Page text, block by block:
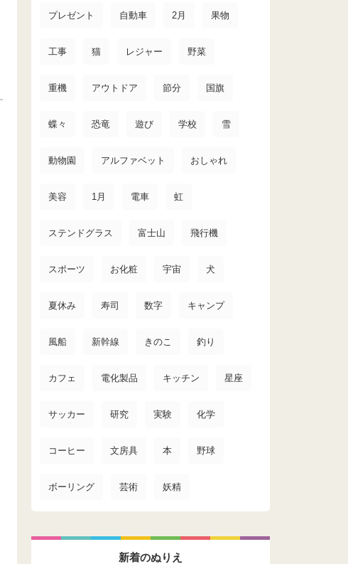
プレゼント 自動車 2月 果物
工事 猫 レジャー 野菜
重機 アウトドア 節分 国旗
蝶々 恐竜 遊び 学校 雪
動物園 アルファベット おしゃれ
美容 1月 電車 虹
ステンドグラス 富士山 飛行機
スポーツ お化粧 宇宙 犬
夏休み 寿司 数字 キャンプ
風船 新幹線 きのこ 釣り
カフェ 電化製品 キッチン 星座
サッカー 研究 実験 化学
コーヒー 文房具 本 野球
ボーリング 芸術 妖精
新着のぬりえ